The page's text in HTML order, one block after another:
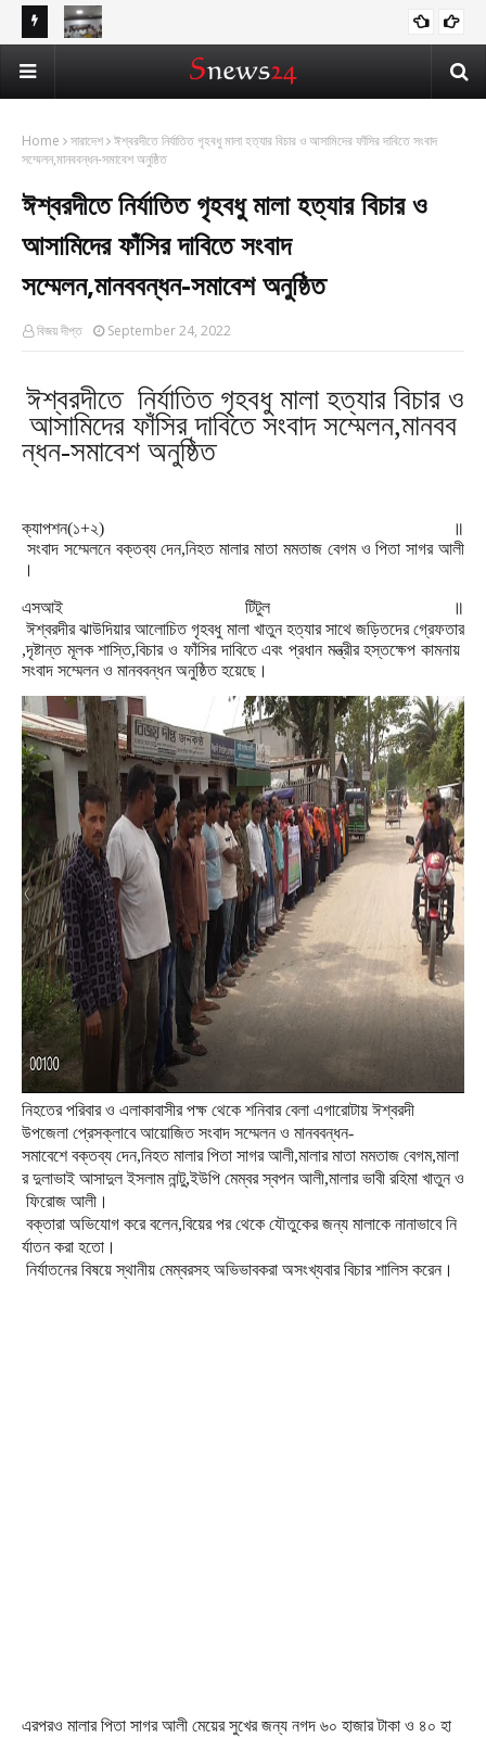
বাংলাদেশসহ বাসযোগ্য পৃথিবী গড়তে গাছ লাগিয়ে অক্সিজেন ফ্যাক্টরী গড়ে তোলার বিকল্প নেই
—---বিএনপির কেন্দ্রিয় নেতা সাবেক এমপি বীর মুক্তিযোদ্ধা সিরাজুল ইসলাম সরদার
Home সারাদেশ ঈশ্বরদীতে নির্যাতিত গৃহবধু মালা হত্যার বিচার ও আসামিদের ফাঁসির দাবিতে সংবাদ
সম্মেলন,মানববন্ধন-সমাবেশ অনুষ্ঠিত
ঈশ্বরদীতে নির্যাতিত গৃহবধু মালা হত্যার বিচার ও
আসামিদের ফাঁসির দাবিতে সংবাদ
সম্মেলন,মানববন্ধন-সমাবেশ অনুষ্ঠিত
বিজয় দীপ্ত September 24, 2022
ঈশ্বরদীতে নির্যাতিত গৃহবধু মালা হত্যার বিচার ও
আসামিদের ফাঁসির দাবিতে সংবাদ সম্মেলন,মানবব
ন্ধন-সমাবেশ অনুষ্ঠিত
ক্যাপশন(১+২)
॥
সংবাদ সম্মেলনে বক্তব্য দেন,নিহত মালার মাতা মমতাজ বেগম ও পিতা সাগর আলী
।
এসআই টিটুল
॥
ঈশ্বরদীর ঝাউদিয়ার আলোচিত গৃহবধু মালা খাতুন হত্যার সাথে জড়িতদের গ্রেফতার
,দৃষ্টান্ত মূলক শাস্তি,বিচার ও ফাঁসির দাবিতে এবং প্রধান মন্ত্রীর হস্তক্ষেপ কামনায়
সংবাদ সম্মেলন ও মানববন্ধন অনুষ্ঠিত হয়েছে।
নিহতের পরিবার ও এলাকাবাসীর পক্ষ থেকে শনিবার বেলা এগারোটায় ঈশ্বরদী
উপজেলা প্রেসক্লাবে আয়োজিত সংবাদ সম্মেলন ও মানববন্ধন-
সমাবেশে বক্তব্য দেন,নিহত মালার পিতা সাগর আলী,মালার মাতা মমতাজ বেগম,মালা
র দুলাভাই আসাদুল ইসলাম নান্টু,ইউপি মেম্বর স্বপন আলী,মালার ভাবী রহিমা খাতুন ও
ফিরোজ আলী।
বক্তারা অভিযোগ করে বলেন,বিয়ের পর থেকে যৌতুকের জন্য মালাকে নানাভাবে নি
র্যাতন করা হতো।
নির্যাতনের বিষয়ে স্থানীয় মেম্বরসহ অভিভাবকরা অসংখ্যবার বিচার শালিস করেন।
এরপরও মালার পিতা সাগর আলী মেয়ের সুখের জন্য নগদ ৬০ হাজার টাকা ও ৪০ হা